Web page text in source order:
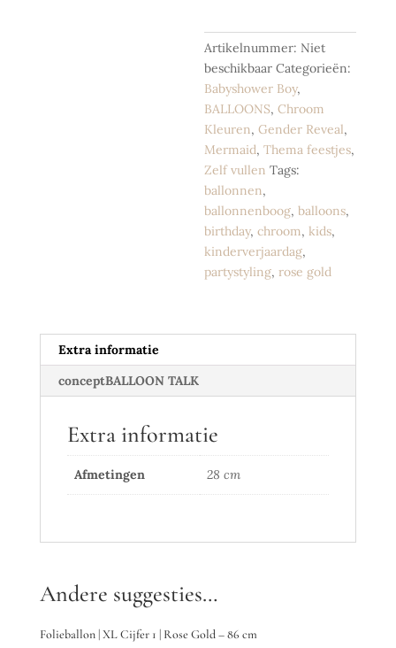
cm
-
per
10
st.
aantal
Artikelnummer: Niet
beschikbaar Categorieën:
Babyshower Boy,
BALLOONS,Chroom
Kleuren,Gender Reveal,
Mermaid,Thema feestjes,
Zelf vullen Tags:
ballonnen,
ballonnenboog,balloons,
birthday,chroom, kids,
kinderverjaardag,
partystyling,rose gold
Extra informatie
conceptBALLOON TALK
Extra informatie
Afmetingen 28 cm
Andere suggesties…
Folieballon | XL Cijfer 1 | Rose Gold – 86 cm